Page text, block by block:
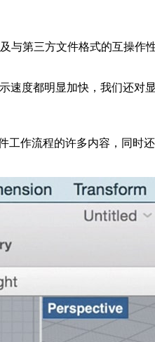
与第三方文件格式的互操作
速度都明显加快，我们还对
作流程的许多内容，同时